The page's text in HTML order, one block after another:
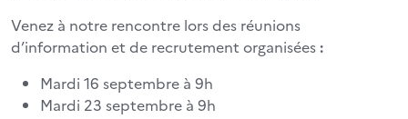
Venez à notre rencontre lors des réunions
d’information et de recrutement organisées :
Mardi 16 septembre à 9h
Mardi 23 septembre à 9h